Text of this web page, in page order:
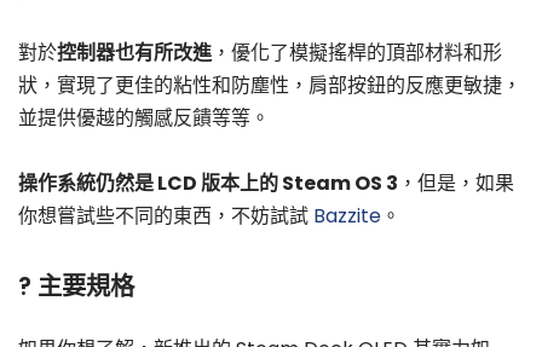
對於控制器也有所改進，優化了模擬搖桿的頂部材料和形
狀，實現了更佳的粘性和防塵性，肩部按鈕的反應更敏捷，
並提供優越的觸感反饋等等。
操作系統仍然是 LCD 版本上的 Steam OS 3 ，但是，如果
你想嘗試些不同的東西，不妨試試 Bazzite 。
?️ 主要規格